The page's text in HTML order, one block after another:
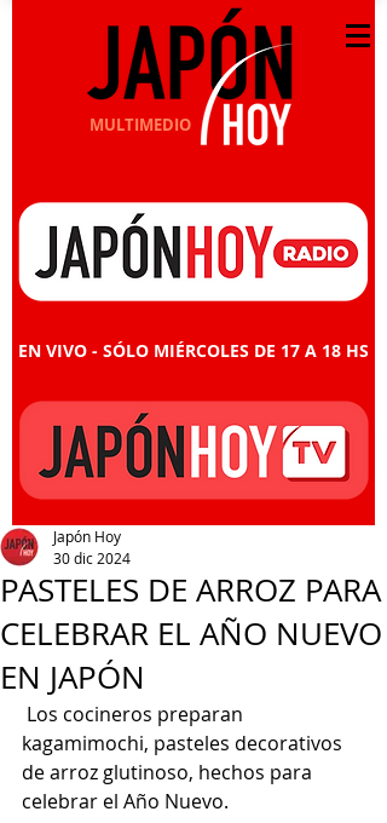
MULTIMEDIO
EN VIVO - SÓLO MIÉRCOLES DE 17 A 18 HS
PASTELES DE ARROZ PARA
CELEBRAR EL AÑO NUEVO
EN JAPÓN
Japón Hoy
30 dic 2024
Los cocineros preparan
kagamimochi, pasteles decorativos
de arroz glutinoso, hechos para
celebrar el Año Nuevo.